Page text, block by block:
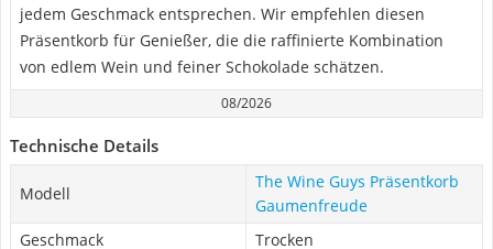
jedem Geschmack entsprechen. Wir empfehlen diesen
Präsentkorb für Genießer, die die raffinierte Kombination
von edlem Wein und feiner Schokolade schätzen.
08/2026
Technische Details
Modell
The Wine Guys Präsentkorb
Gaumenfreude
Geschmack
Trocken